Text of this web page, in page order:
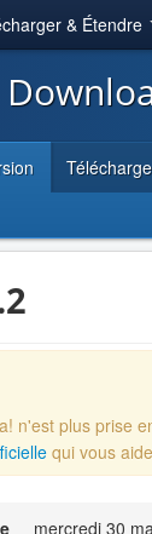
& Étendre
n'est plus prise
qui vous
mercredi 30